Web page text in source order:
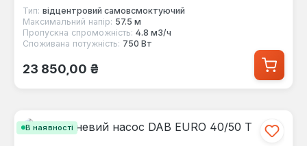
Тип: відцентровий самовсмоктуючий
Максимальний напір: 57.5 м
Пропускна спроможність: 4.8 м3/ч
Споживана потужність: 750 Вт
Звичайна ціна:
23 850,00 ₴
В наявності